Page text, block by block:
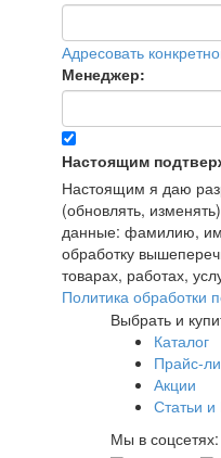
Адресовать
Менеджер:
Настоящим
Настоящим я даю
(обновлять,
данные: фамилию,
обработку
товарах, работах,
Политика обработки
Выбрать и
Каталог
Прайс-
Акции
Статьи
Мы в соцсетях: